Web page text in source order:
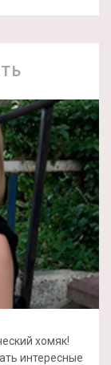
хомяк!
интересные